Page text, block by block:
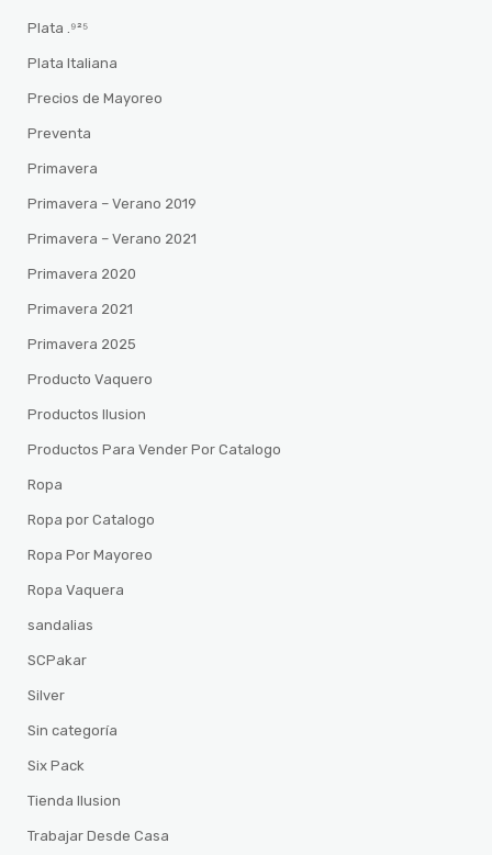
Plata .⁹²⁵
Plata Italiana
Precios de Mayoreo
Preventa
Primavera
Primavera – Verano 2019
Primavera – Verano 2021
Primavera 2020
Primavera 2021
Primavera 2025
Producto Vaquero
Productos Ilusion
Productos Para Vender Por Catalogo
Ropa
Ropa por Catalogo
Ropa Por Mayoreo
Ropa Vaquera
sandalias
SCPakar
Silver
Sin categoría
Six Pack
Tienda Ilusion
Trabajar Desde Casa